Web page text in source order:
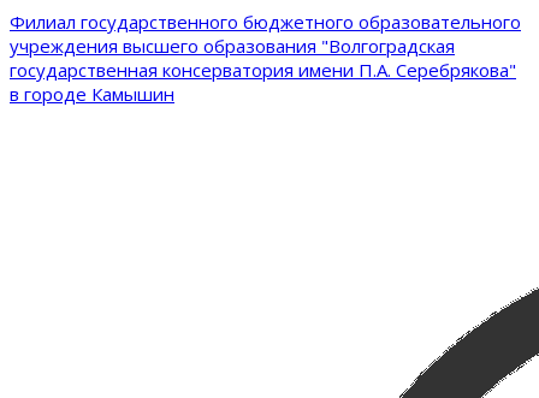
Филиал государственного бюджетного образовательного
учреждения высшего образования "Волгоградская
государственная консерватория имени П.А. Серебрякова"
в городе Камышин